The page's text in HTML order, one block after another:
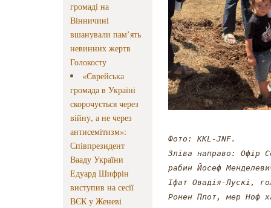
громаді на
Вінничині
вшанували пам’ять
невинних жертв
Голокосту
«Єврейська
громада в Україні
скорочується через
війну, а не через
антисемітизм»:
Співпрезидент
Вааду України
Едуард Шифрін
виступив на сесії
ВЄК у Женеві
Фото: KKL-JNF.
Зліва направо: Офір
рабин Йосеф
Іфат Овадія-Лускі,
Ронен Плот, мер Ноф